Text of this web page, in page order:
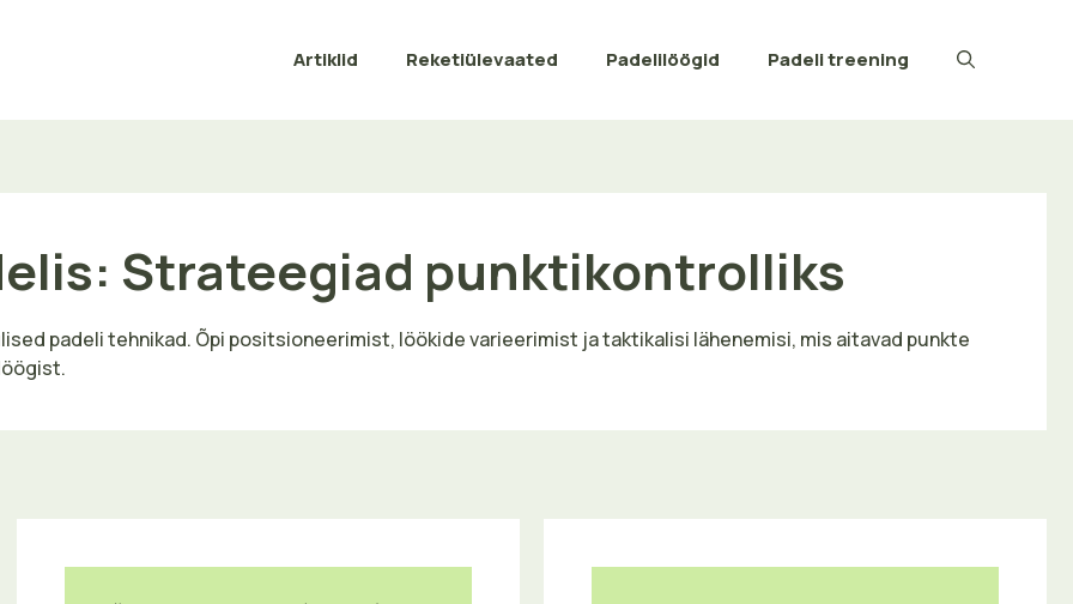
Artiklid Reketiülevaated Padelilöögid Padeli treening
Strateegiad punktikontrolliks
padeli tehnikad. Õpi positsioneerimist, löökide varieerimist ja taktikalisi lähenemisi, mis aitavad punkte